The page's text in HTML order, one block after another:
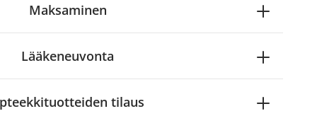
Maksaminen
Lääkeneuvonta
tilaus